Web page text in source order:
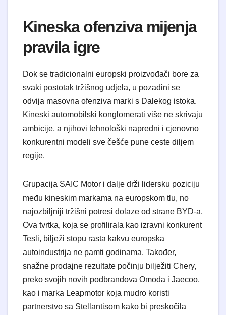
​Kineska ofenziva mijenja
pravila igre
​Dok se tradicionalni europski proizvođači bore za
svaki postotak tržišnog udjela, u pozadini se
odvija masovna ofenziva marki s Dalekog istoka.
Kineski automobilski konglomerati više ne skrivaju
ambicije, a njihovi tehnološki napredni i cjenovno
konkurentni modeli sve češće pune ceste diljem
regije.
​Grupacija SAIC Motor i dalje drži lidersku poziciju
među kineskim markama na europskom tlu, no
najozbiljniji tržišni potresi dolaze od strane BYD-a.
Ova tvrtka, koja se profilirala kao izravni konkurent
Tesli, bilježi stopu rasta kakvu europska
autoindustrija ne pamti godinama. Također,
snažne prodajne rezultate počinju bilježiti Chery,
preko svojih novih podbrandova Omoda i Jaecoo,
kao i marka Leapmotor koja mudro koristi
partnerstvo sa Stellantisom kako bi preskočila